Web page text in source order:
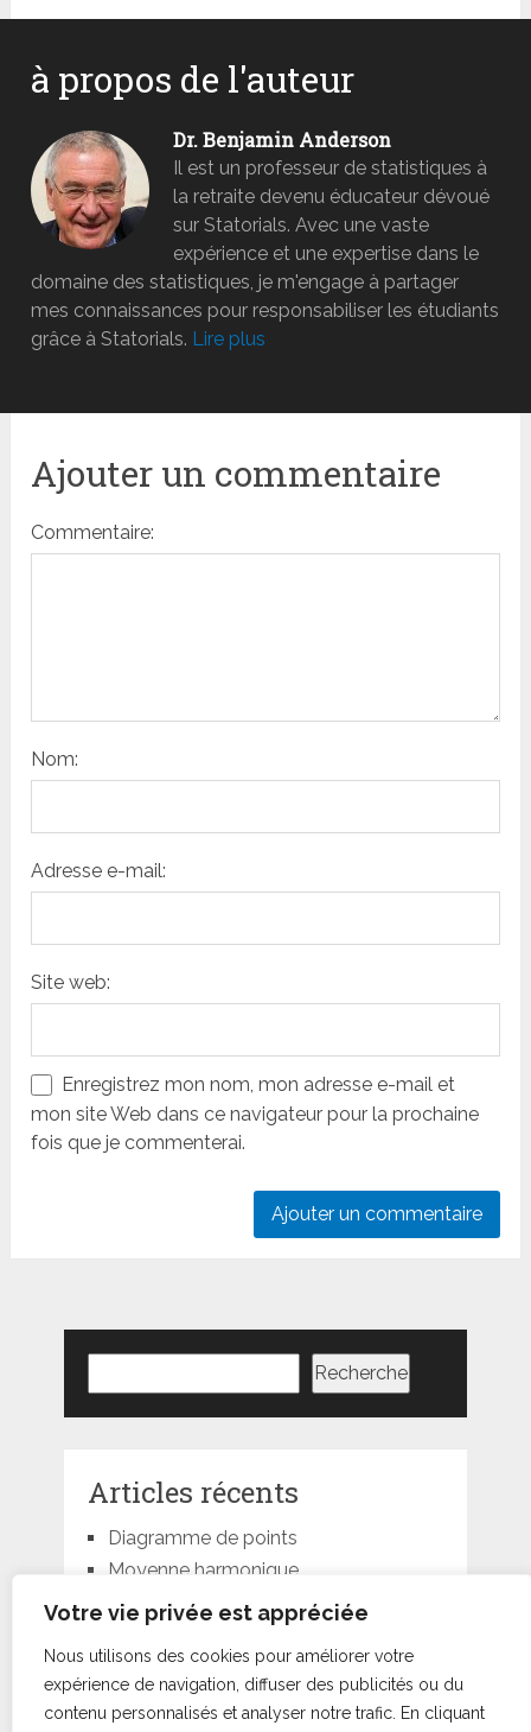
Votre vie privée est appréciée
Nous utilisons des cookies pour améliorer votre
expérience de navigation, diffuser des publicités ou du
contenu personnalisés et analyser notre trafic. En cliquant
à propos de l'auteur
Dr. Benjamin Anderson
Il est un professeur de statistiques à
la retraite devenu éducateur dévoué
sur Statorials. Avec une vaste
expérience et une expertise dans le
domaine des statistiques, je m'engage à partager
mes connaissances pour responsabiliser les étudiants
grâce à Statorials. Lire plus
Ajouter un commentaire
Commentaire:
Nom:
Adresse e-mail:
Site web:
Enregistrez mon nom, mon adresse e-mail et
mon site Web dans ce navigateur pour la prochaine
fois que je commenterai.
Recherche
Articles récents
Diagramme de points
Moyenne harmonique
Moyenne géométrique
Moyenne pondérée